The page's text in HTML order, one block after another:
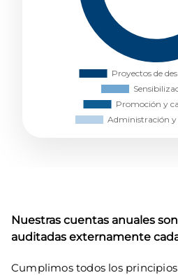
Nuestras cuentas anuales son
auditadas externamente
Cumplimos todos los